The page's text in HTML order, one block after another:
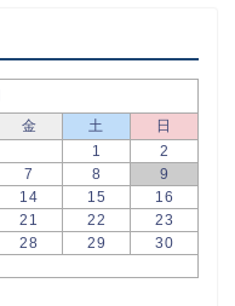
金 土
日
1
2
7 8
9
14 15
16
21 22
23
28 29
30